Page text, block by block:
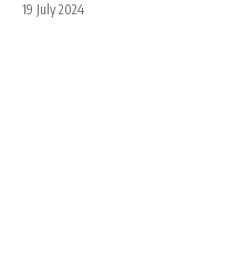
19 July 2024